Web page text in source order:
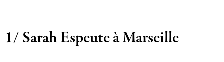
1/ Sarah Espeute à Marseille